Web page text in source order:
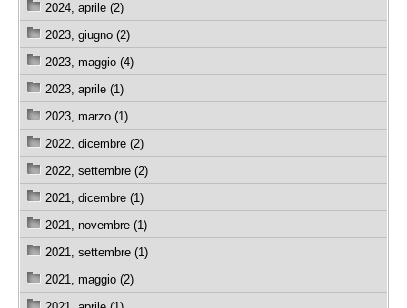
2024, aprile (2)
2023, giugno (2)
2023, maggio (4)
2023, aprile (1)
2023, marzo (1)
2022, dicembre (2)
2022, settembre (2)
2021, dicembre (1)
2021, novembre (1)
2021, settembre (1)
2021, maggio (2)